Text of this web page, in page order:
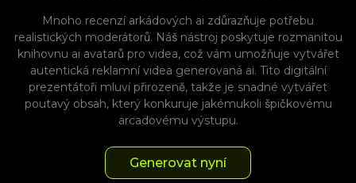
Mnoho recenzí arkádových ai zdůrazňuje potřebu
realistických moderátorů. Náš nástroj poskytuje rozmanitou
knihovnu ai avatarů pro videa, což vám umožňuje vytvářet
autentická reklamní videa generovaná ai. Tito digitální
prezentátoři mluví přirozeně, takže je snadné vytvářet
poutavý obsah, který konkuruje jakémukoli špičkovému
arcadovému výstupu.
Generovat nyní